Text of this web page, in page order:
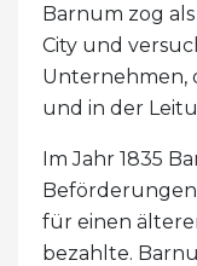
Barnum zog
City und
Unternehmen,
und in der
Im Jahr 1835
Beförderungen
für einen
bezahlte.